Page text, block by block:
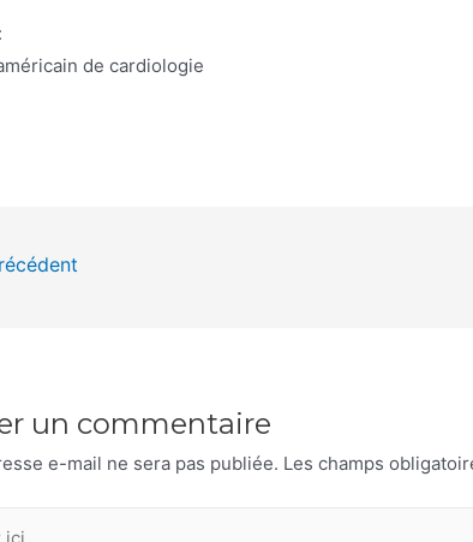
de cardiologie
un commentaire
e-mail ne sera pas publiée. Les champs